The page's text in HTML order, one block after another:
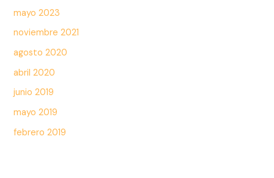
mayo 2023
noviembre 2021
agosto 2020
abril 2020
junio 2019
mayo 2019
febrero 2019